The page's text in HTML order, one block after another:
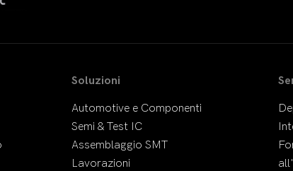
Soluzioni
Automotive e Componenti
Semi & Test IC
Assemblaggio SMT
Lavorazioni